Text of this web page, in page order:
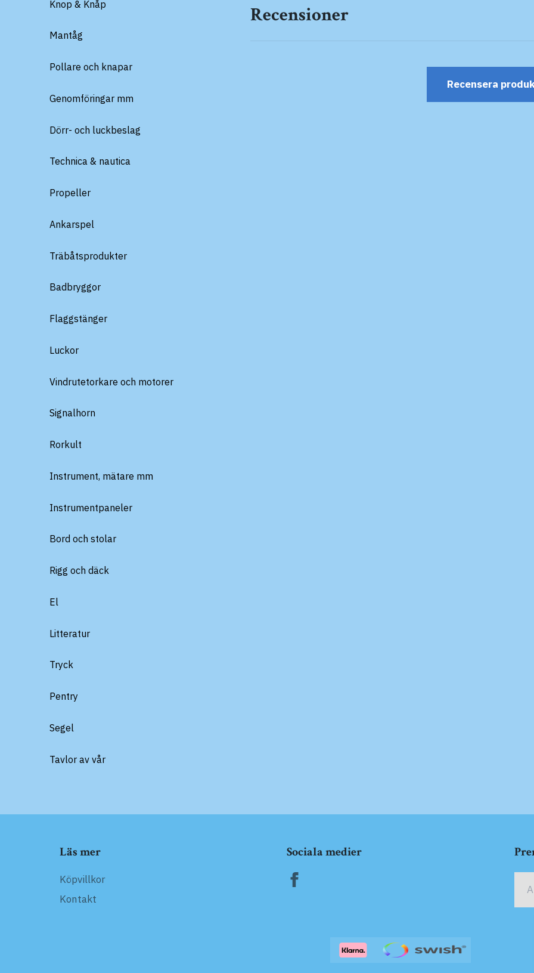
Knop & Knåp
Mantåg
Pollare och knapar
Genomföringar mm
Dörr- och luckbeslag
Technica & nautica
Propeller
Ankarspel
Träbåtsprodukter
Badbryggor
Flaggstänger
Luckor
Vindrutetorkare och motorer
Signalhorn
Rorkult
Instrument, mätare mm
Instrumentpaneler
Bord och stolar
Rigg och däck
El
Litteratur
Tryck
Pentry
Segel
Tavlor av vår
Recensioner
Recensera
Läs mer
Köpvillkor
Kontakt
Sociala medier